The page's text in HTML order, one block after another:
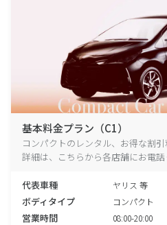
基本料金プラン（C1）
コンパクトのレンタル、お得な割
詳細は、こちらから各店舗にお電話
代表車種 ヤリス 等
ボディタイプ コンパクト
営業時間 08:00-20:00